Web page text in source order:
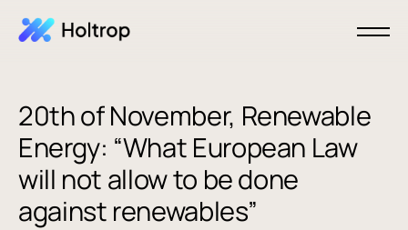
20th of November, Renewable
Energy: “What European Law
will not allow to be done
against renewables”